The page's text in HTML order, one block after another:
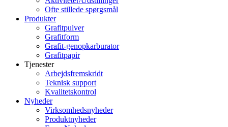
Ofte stillede spørgsmål
Produkter
Grafitpulver
Grafitform
Grafit-genopkarburator
Grafitpapir
Tjenester
Arbejdsfremskridt
Teknisk support
Kvalitetskontrol
Nyheder
Virksomhedsnyheder
Produktnyheder